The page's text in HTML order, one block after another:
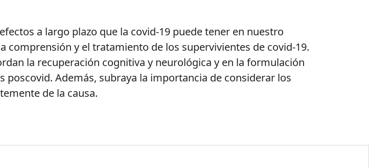
a largo plazo que la covid-19 puede tener en nuestro
comprensión y el tratamiento de los supervivientes de covid-19.
la recuperación cognitiva y neurológica y en la formulación
poscovid. Además, subraya la importancia de considerar los
de la causa.